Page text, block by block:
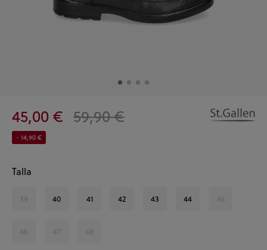
45,00 € 59,90 €
- 14,90 €
Talla
39 40 41 42 43 44 45
46 47 48